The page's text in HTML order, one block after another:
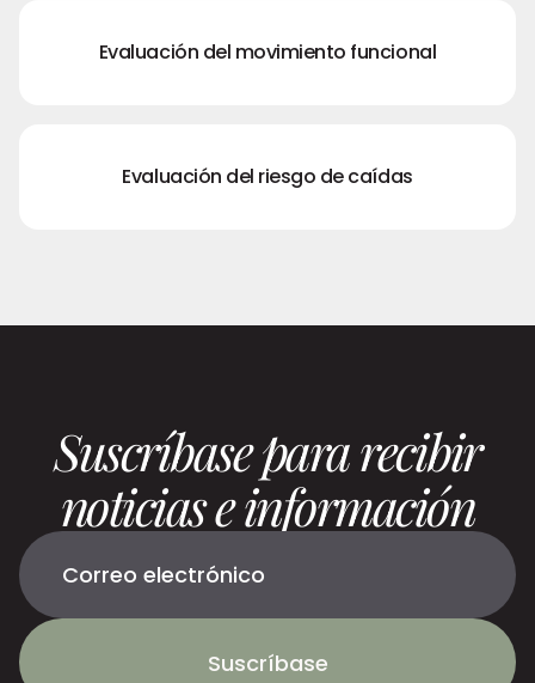
Evaluación del movimiento funcional
Evaluación del riesgo de caídas
Suscríbase para recibir
noticias e información
Suscríbase